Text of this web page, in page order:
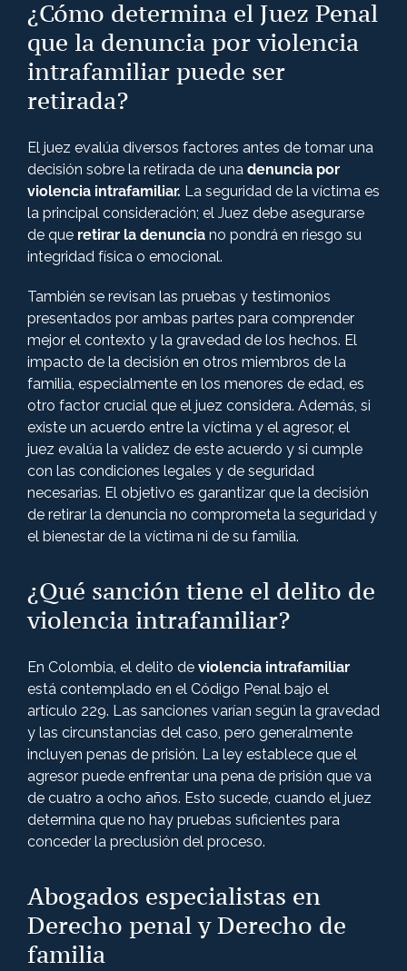
¿Cómo determina el Juez Penal
que la denuncia por violencia
intrafamiliar puede ser
retirada?
El juez evalúa diversos factores antes de tomar una
decisión sobre la retirada de una denuncia por
violencia intrafamiliar. La seguridad de la víctima es
la principal consideración; el Juez debe asegurarse
de que retirar la denuncia no pondrá en riesgo su
integridad física o emocional.
También se revisan las pruebas y testimonios
presentados por ambas partes para comprender
mejor el contexto y la gravedad de los hechos. El
impacto de la decisión en otros miembros de la
familia, especialmente en los menores de edad, es
otro factor crucial que el juez considera. Además, si
existe un acuerdo entre la víctima y el agresor, el
juez evalúa la validez de este acuerdo y si cumple
con las condiciones legales y de seguridad
necesarias. El objetivo es garantizar que la decisión
de retirar la denuncia no comprometa la seguridad y
el bienestar de la víctima ni de su familia.
¿Qué sanción tiene el delito de
violencia intrafamiliar?
En Colombia, el delito de violencia intrafamiliar
está contemplado en el Código Penal bajo el
artículo 229. Las sanciones varían según la gravedad
y las circunstancias del caso, pero generalmente
incluyen penas de prisión. La ley establece que el
agresor puede enfrentar una pena de prisión que va
de cuatro a ocho años. Esto sucede, cuando el juez
determina que no hay pruebas suficientes para
conceder la preclusión del proceso.
Abogados especialistas en
Derecho penal y Derecho de
familia